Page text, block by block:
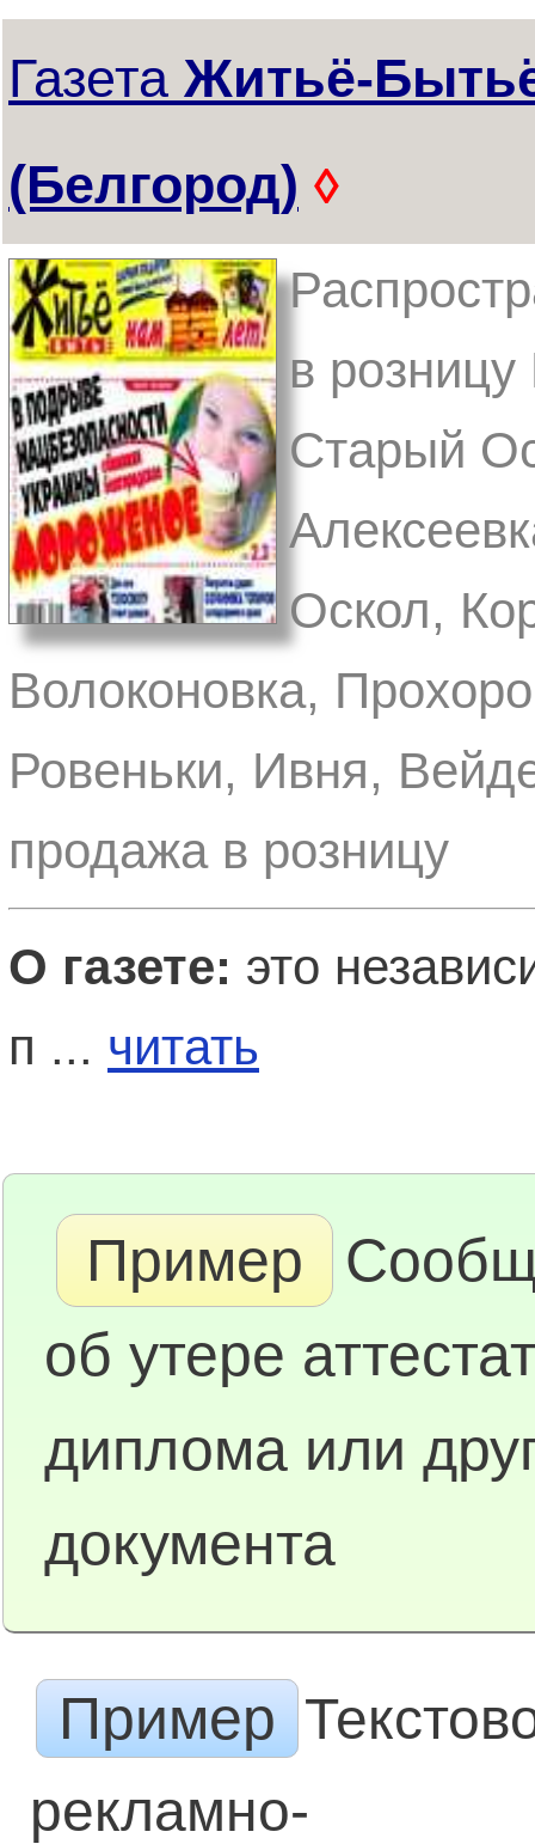
Газета Житьё-
(Белгород) ◊
в розницу
Старый
Оскол,
Волоконовка,
Ровеньки, Ивня,
продажа в розницу
О газете: это
п ... читать
Пример
об утере
диплома или
документа
Пример
рекламно-